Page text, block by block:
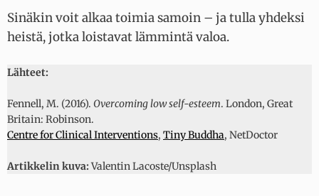
Sinäkin voit alkaa toimia samoin – ja tulla yhdeksi
heistä, jotka loistavat lämmintä valoa.
Lähteet:
Fennell, M. (2016). Overcoming low self-esteem. London, Great
Britain: Robinson.
Centre for Clinical Interventions, Tiny Buddha, NetDoctor
Artikkelin kuva: Valentin Lacoste/Unsplash